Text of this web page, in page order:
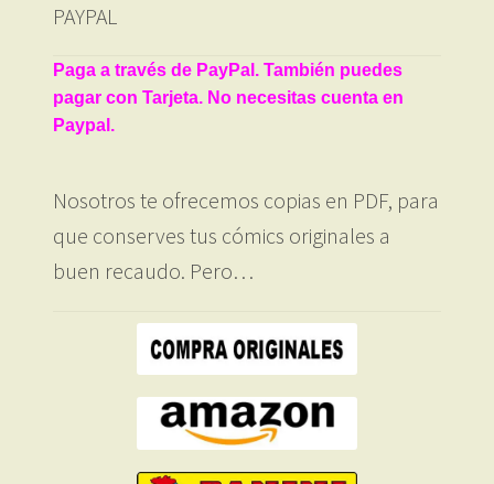
PAYPAL
Paga a través de PayPal. También puedes
pagar con Tarjeta. No necesitas cuenta en
Paypal.
Nosotros te ofrecemos copias en PDF, para
que conserves tus cómics originales a
buen recaudo. Pero…